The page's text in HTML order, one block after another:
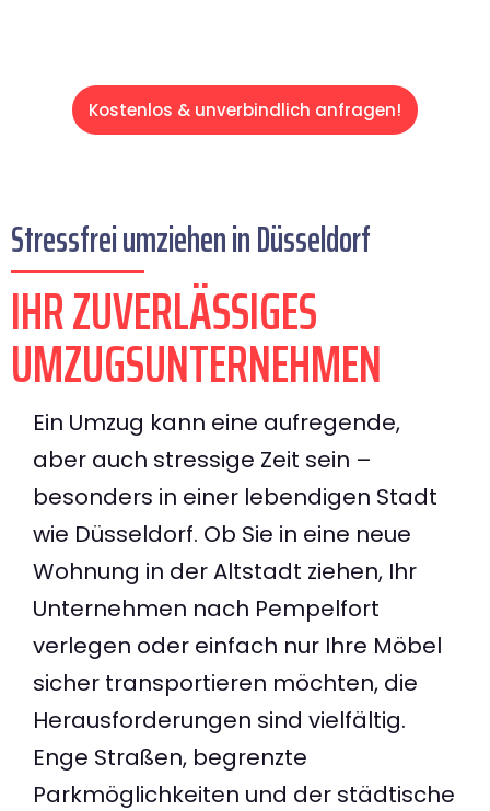
Kostenlos & unverbindlich anfragen!
Stressfrei umziehen in Düsseldorf
IHR ZUVERLÄSSIGES
UMZUGSUNTERNEHMEN
Ein Umzug kann eine aufregende,
aber auch stressige Zeit sein –
besonders in einer lebendigen Stadt
wie Düsseldorf. Ob Sie in eine neue
Wohnung in der Altstadt ziehen, Ihr
Unternehmen nach Pempelfort
verlegen oder einfach nur Ihre Möbel
sicher transportieren möchten, die
Herausforderungen sind vielfältig.
Enge Straßen, begrenzte
Parkmöglichkeiten und der städtische